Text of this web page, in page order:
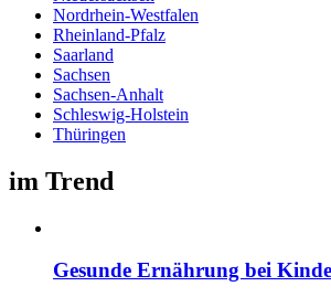
Nordrhein-Westfalen
Rheinland-Pfalz
Saarland
Sachsen
Sachsen-Anhalt
Schleswig-Holstein
Thüringen
im Trend
Gesunde Ernährung bei